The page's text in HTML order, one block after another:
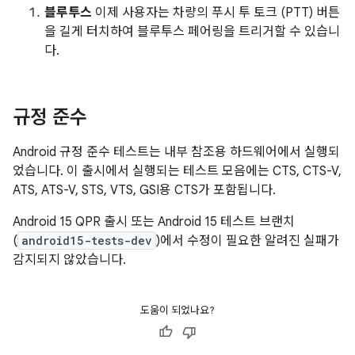
블루투스 이제 사용자는 차량의 푸시 투 토크 (PTT) 버튼
을 길게 터치하여 블루투스 페어링을 트리거할 수 있습니
다.
규정 준수
Android 규정 준수 테스트는 내부 참조용 하드웨어에서 실행되
었습니다. 이 출시에서 실행되는 테스트 모음에는 CTS, CTS-V,
ATS, ATS-V, STS, VTS, GSI용 CTS가 포함됩니다.
Android 15 QPR 출시 또는 Android 15 테스트 브랜치
( android15-tests-dev )에서 수정이 필요한 알려진 실패가
감지되지 않았습니다.
도움이 되었나요?